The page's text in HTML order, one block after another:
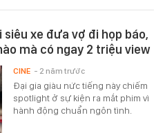
xe đưa vợ đi họp báo,
mà có ngay 2 triệu view
Đại gia giàu nức tiếng này chiếm
spotlight ở sự kiện ra mắt phim vì
hành động chuẩn ngôn tình.
CINE - 2 năm trước